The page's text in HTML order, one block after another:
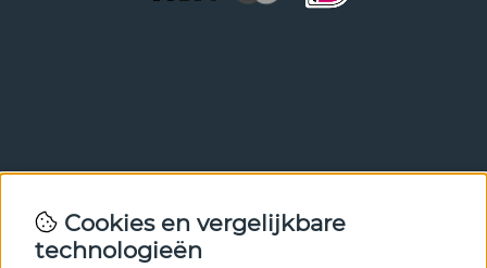
Met onze nieuwsbrief ben je als eerste op de hoogte van
nieuws en aanbiedingen. Meld je hieronder aan.
Cookies en vergelijkbare
technologieën